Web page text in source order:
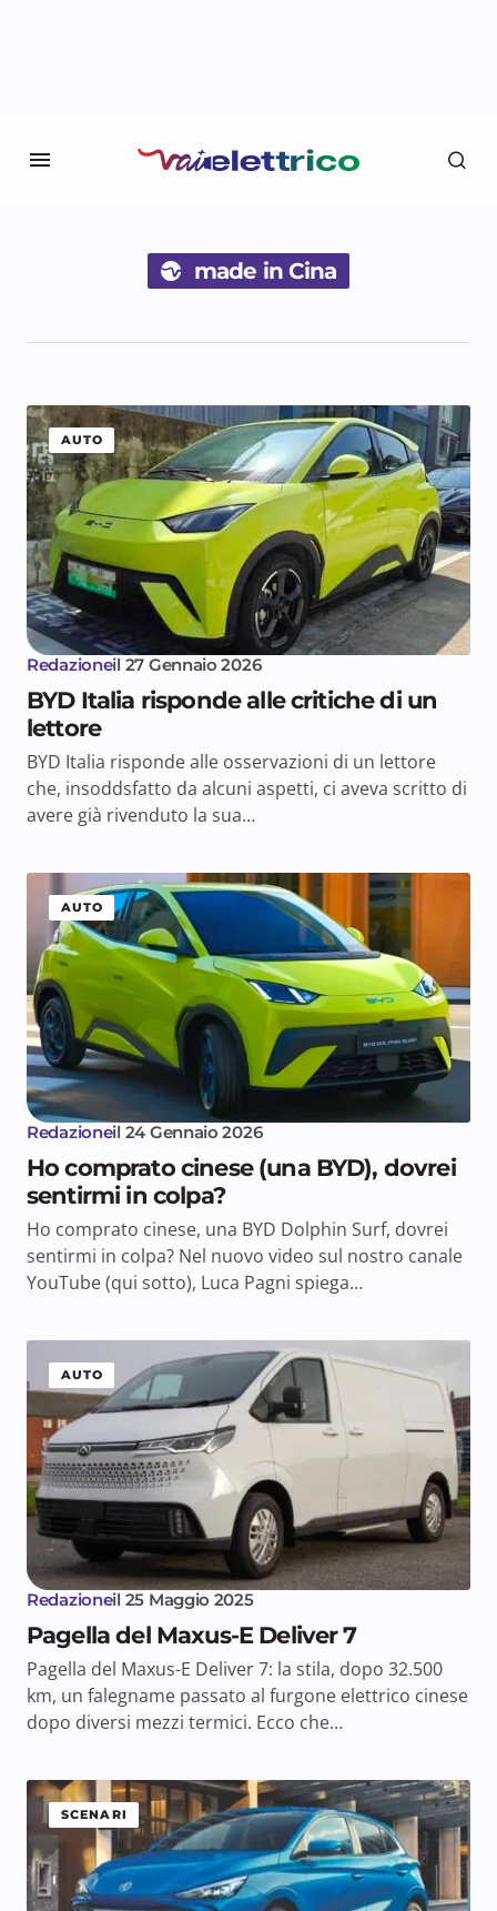
made in Cina
AUTO
Redazioneil 27 Gennaio 2026
BYD Italia risponde alle critiche di un
lettore
BYD Italia risponde alle osservazioni di un lettore
che, insoddsfatto da alcuni aspetti, ci aveva scritto di
avere già rivenduto la sua…
AUTO
Redazioneil 24 Gennaio 2026
Ho comprato cinese (una BYD), dovrei
sentirmi in colpa?
Ho comprato cinese, una BYD Dolphin Surf, dovrei
sentirmi in colpa? Nel nuovo video sul nostro canale
YouTube (qui sotto), Luca Pagni spiega…
AUTO
Redazioneil 25 Maggio 2025
Pagella del Maxus-E Deliver 7
Pagella del Maxus-E Deliver 7: la stila, dopo 32.500
km, un falegname passato al furgone elettrico cinese
dopo diversi mezzi termici. Ecco che…
SCENARI